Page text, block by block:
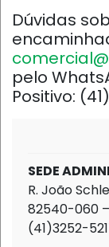
Dúvidas
pelo
Positivo:
SEDE
R. João
82540-060 –
(41)3252-